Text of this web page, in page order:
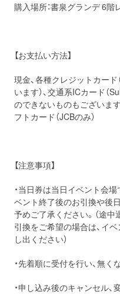
購入場所：書泉グランデ 6階
【お支払い方法】
現金、各種クレジットカー
います）、交通系ICカード（
のできないものもございます
フトカード（JCBのみ）
【注意事項】
・当日券は当日イベント会
ベント終了後のお引換や後
予めご了承ください。（途
引換をご希望の場合は、イ
し出ください）
・先着順に受付を行い、無く
・申し込み後のキャンセル、